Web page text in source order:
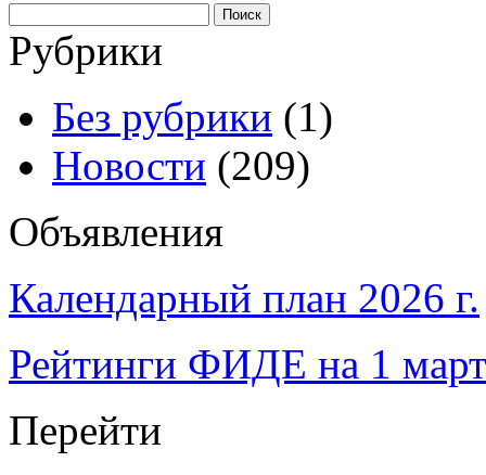
Рубрики
Без рубрики (1)
Новости (209)
Объявления
Календарный план 2026 г.
Рейтинги ФИДЕ на 1
Перейти